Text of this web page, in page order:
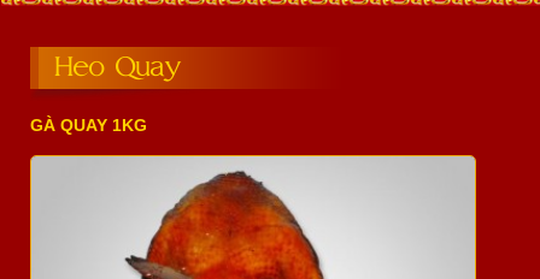
Heo Quay
GÀ QUAY 1KG